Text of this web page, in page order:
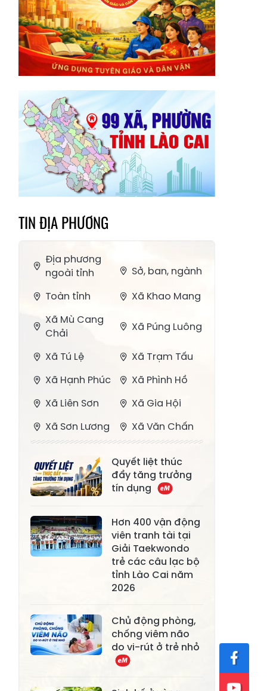
TIN ĐỊA PHƯƠNG
Địa phương
ngoài tỉnh
Sở, ban, ngành
Toàn tỉnh
Xã Khao Mang
Xã Mù Cang
Chải
Xã Púng Luông
Xã Tú Lệ
Xã Trạm Tấu
Xã Hạnh Phúc
Xã Phình Hồ
Xã Liên Sơn
Xã Gia Hội
Xã Sơn Lương
Xã Văn Chấn
Bằng La
Xã Chấn Thịnh
Xã Nghĩa Tâm
Xã Phong Dụ
Xã Châu Quế
Xã Lâm Giang
Xã Đông
Cuông
Xã Tân Hợp
Xã Xuân Ái
Xã Mỏ Vàng
Thượng
Xã Lục Yên
Xã Tân Lĩnh
Quyết liệt thúc
đẩy tăng trưởng
tín dụng
Hơn 400 vận động
viên tranh tài tại
Giải Taekwondo
trẻ các câu lạc bộ
tỉnh Lào Cai năm
2026
Chủ động phòng,
chống viêm não
do vi-rút ở trẻ nhỏ